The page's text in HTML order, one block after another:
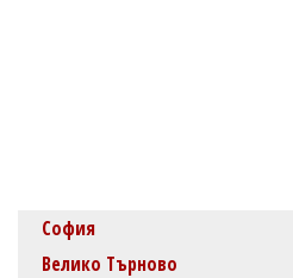
София
Велико Търново